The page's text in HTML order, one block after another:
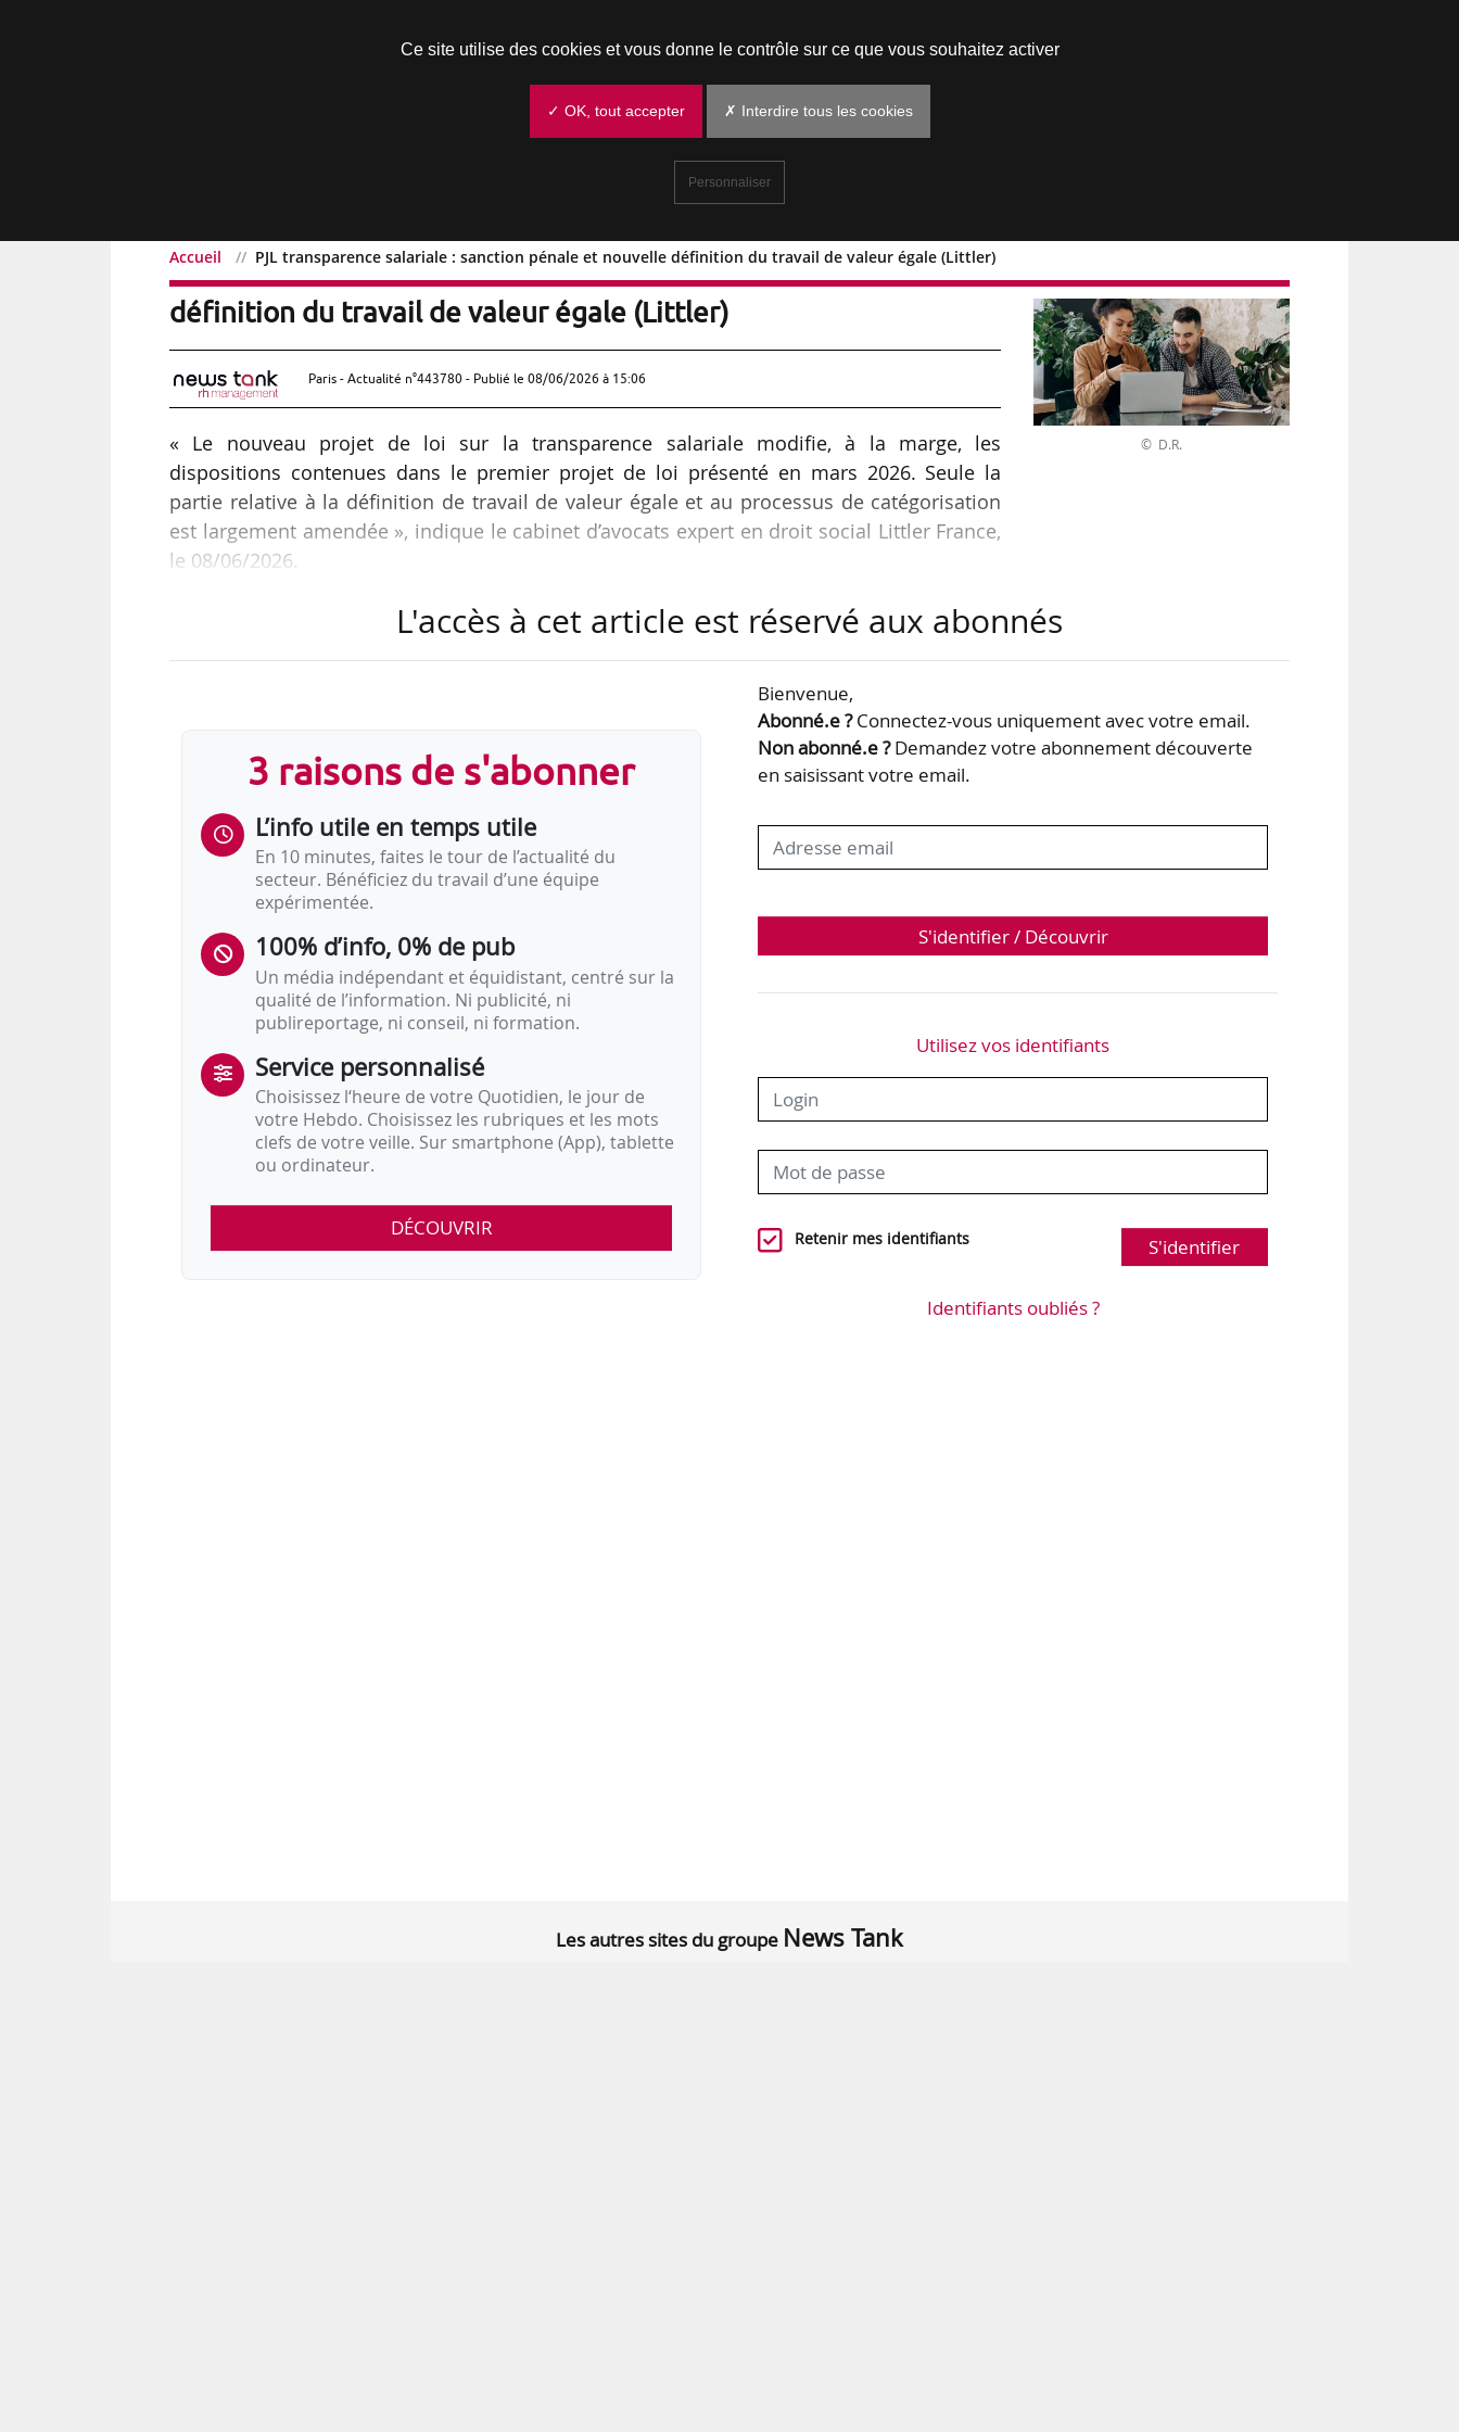
Accueil PJL transparence salariale : sanction pénale et nouvelle définition du travail de valeur égale (Littler)
PJL transparence salariale : sanction pénale et nouvelle
définition du travail de valeur égale (Littler)
Paris - Actualité n°443780 - Publié le 08/06/2026 à 15:06
« Le nouveau projet de loi sur la transparence salariale modifie, à la marge, les
dispositions contenues dans le premier projet de loi présenté en mars 2026. Seule la
partie relative à la définition de travail de valeur égale et au processus de catégorisation
est largement amendée », indique le cabinet d’avocats expert en droit social Littler France,
le 08/06/2026.
Le ministère du Travail et des Solidarités a transmis aux partenaires sociaux, dans la nuit
Littler France indique que, dans l’ensemble, sont confirmées les dispositions relatives à :
© D.R.
L'accès à cet article est réservé aux abonnés
3 raisons de s'abonner
L’info utile en temps utile
En 10 minutes, faites le tour de l’actualité du
secteur. Bénéficiez du travail d’une équipe
expérimentée.
100% d’info, 0% de pub
Un média indépendant et équidistant, centré sur la
qualité de l’information. Ni publicité, ni
publireportage, ni conseil, ni formation.
Service personnalisé
Choisissez l‘heure de votre Quotidien, le jour de
votre Hebdo. Choisissez les rubriques et les mots
clefs de votre veille. Sur smartphone (App), tablette
ou ordinateur.
DÉCOUVRIR
Bienvenue,
Abonné.e ?Connectez-vous uniquement avec votre email.
Non abonné.e ?Demandez votre abonnement découverte
en saisissant votre email.
S'identifier / Découvrir
Utilisez vos identifiants
Retenir mes identifiants S'identifier
Identifiants oubliés ?
Les autres sites du groupe News Tank
Ce site utilise des cookies et vous donne le contrôle sur ce que vous souhaitez activer
✓ OK, tout accepter ✗ Interdire tous les cookies
Personnaliser